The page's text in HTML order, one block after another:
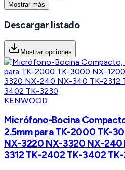
Mostrar más
Descargar listado
Mostrar opciones
KENWOOD
Micrófono-Bocina
2.5mm para TK-2000 TK-
NX-3220 NX-3320 NX-240
3312 TK-2402 TK-3402